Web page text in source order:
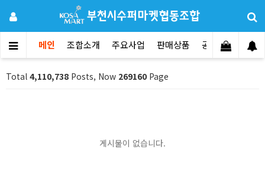
메인 조합소개 주요사업 판매상품 공지사항 문
Total 4,110,738 Posts, Now 269160 Page
게시물이 없습니다.